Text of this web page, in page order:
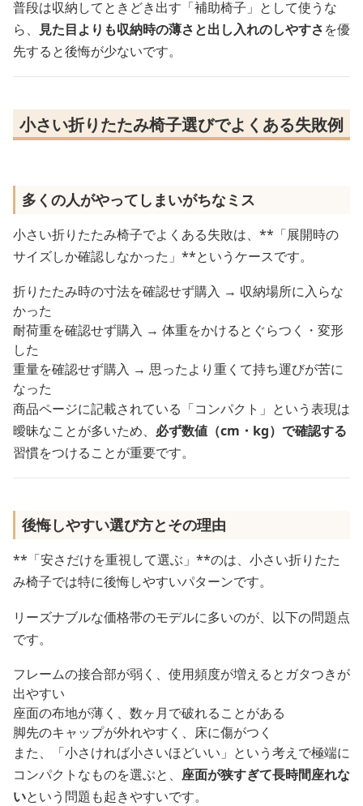
普段は収納してときどき出す「補助椅子」として使うな
ら、
見た目よりも収納時の薄さと出し入れのしやすさを優
先すると後悔が少ないです。
小さい折りたたみ椅子選びでよくある失敗例
多くの人がやってしまいがちなミス
小さい折りたたみ椅子でよくある失敗は、**「展開時の
サイズしか確認しなかった」**というケースです。
折りたたみ時の寸法を確認せず購入 → 収納場所に入らな
かった
耐荷重を確認せず購入 → 体重をかけるとぐらつく・変形
した
重量を確認せず購入 → 思ったより重くて持ち運びが苦に
なった
商品ページに記載されている「コンパクト」という表現は
曖昧なことが多いため、 必ず数値（cm・kg）で確認する
習慣をつけることが重要です。
後悔しやすい選び方とその理由
**「安さだけを重視して選ぶ」**のは、小さい折りたた
み椅子では特に後悔しやすいパターンです。
リーズナブルな価格帯のモデルに多いのが、以下の問題点
です。
フレームの接合部が弱く、使用頻度が増えるとガタつきが
出やすい
座面の布地が薄く、数ヶ月で破れることがある
脚先のキャップが外れやすく、床に傷がつく
また、「小さければ小さいほどいい」という考えで極端に
コンパクトなものを選ぶと、 座面が狭すぎて長時間座れな
いという問題も起きやすいです。